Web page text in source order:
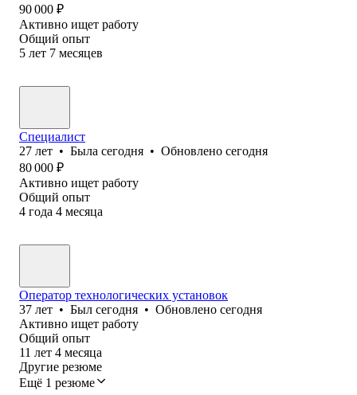
90 000 ₽
Активно ищет работу
Общий опыт
5 лет 7 месяцев
Специалист
27 лет • Была сегодня • Обновлено сегодня
80 000 ₽
Активно ищет работу
Общий опыт
4 года 4 месяца
Оператор технологических установок
37 лет • Был сегодня • Обновлено сегодня
Активно ищет работу
Общий опыт
11 лет 4 месяца
Другие резюме
Ещё 1 резюме